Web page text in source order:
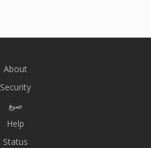
About
Security
صيغ
Help
Status